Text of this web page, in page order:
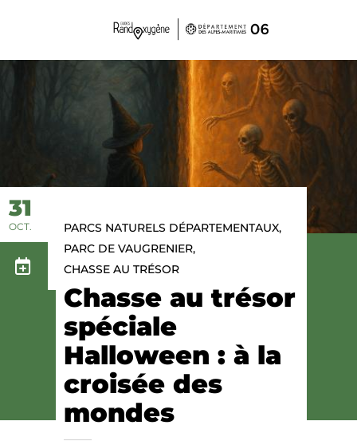
PARCS NATURELS DÉPARTEMENTAUX,
PARC DE VAUGRENIER,
CHASSE AU TRÉSOR
Chasse au trésor
spéciale
Halloween : à la
croisée des
mondes
31
OCT.